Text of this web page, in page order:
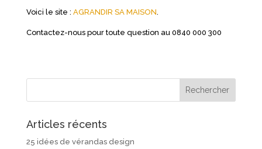
Voici le site : AGRANDIR SA MAISON.
Contactez-nous pour toute question au 0840 000 300
Articles récents
25 idées de vérandas design